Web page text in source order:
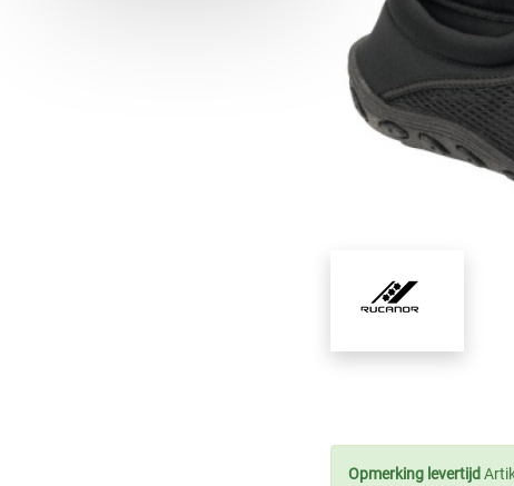
Opmerking levertijd